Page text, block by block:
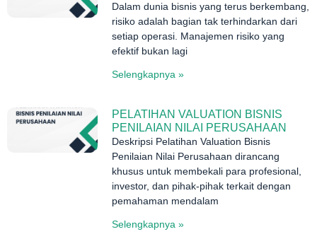
Dalam dunia bisnis yang terus berkembang,
risiko adalah bagian tak terhindarkan dari
setiap operasi. Manajemen risiko yang
efektif bukan lagi
Selengkapnya »
PELATIHAN VALUATION BISNIS
PENILAIAN NILAI PERUSAHAAN
Deskripsi Pelatihan Valuation Bisnis
Penilaian Nilai Perusahaan dirancang
khusus untuk membekali para profesional,
investor, dan pihak-pihak terkait dengan
pemahaman mendalam
Selengkapnya »